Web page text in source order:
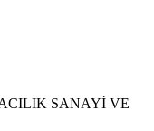
SANAYİ VE